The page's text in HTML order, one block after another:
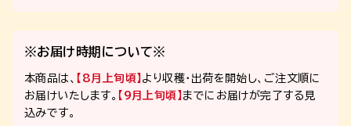
※お届け時期について※
本商品は、 【8月上旬頃】 より収穫・出荷を開始し、ご注文順に
お届けいたします。 【9月上旬頃】 までにお届けが完了する見
込みです。